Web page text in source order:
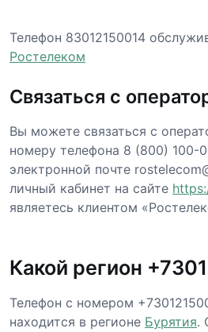
Телефон 83012150014
Ростелеком
Связаться с
Вы можете связаться с
номеру телефона 8 (800) 100-
электронной почте
личный кабинет на сайте
являетесь клиентом
Какой регион
Телефон с номером
находится в регионе Бурятия.